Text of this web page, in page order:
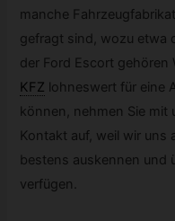
manche
gefragt sind, wozu etwa
der Ford Escort gehören
KFZ lohneswert für eine
können, nehmen Sie
Kontakt auf, weil wir uns
bestens auskennen und
verfügen.